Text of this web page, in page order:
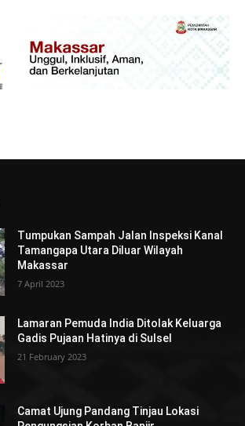
Tumpukan Sampah Jalan Inspeksi Kanal
Tamangapa Utara Diluar Wilayah
Makassar
7 April 2023
Lamaran Pemuda India Ditolak Keluarga
Gadis Pujaan Hatinya di Sulsel
21 February 2023
Camat Ujung Pandang Tinjau Lokasi